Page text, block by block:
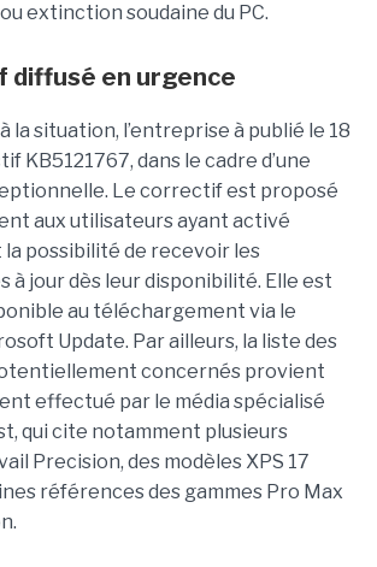
extinction soudaine du PC.
diffusé en urgence
la situation, l’entreprise à publié le 18
KB5121767, dans le cadre d’une
Le correctif est proposé
aux utilisateurs ayant activé
la possibilité de recevoir les
à jour dès leur disponibilité. Elle est
au téléchargement via le
Update. Par ailleurs, la liste des
concernés provient
effectué par le média spécialisé
qui cite notamment plusieurs
Precision, des modèles XPS 17
références des gammes Pro Max